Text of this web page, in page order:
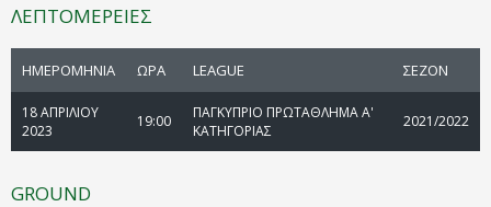
ΛΕΠΤΟΜΕΡΕΙΕΣ
ΗΜΕΡΟΜΗΝΙΑ ΩΡΑ LEAGUE ΣΕΖΟΝ
18 ΑΠΡΙΛΙΟΥ
2023
19:00
ΠΑΓΚΥΠΡΙΟ ΠΡΩΤΑΘΛΗΜΑ Α'
ΚΑΤΗΓΟΡΙΑΣ
2021/2022
GROUND